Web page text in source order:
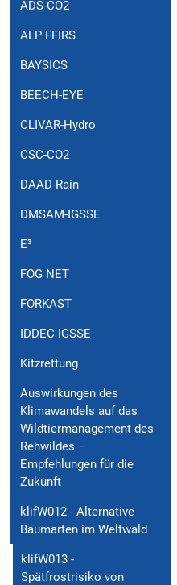
ADS-CO2
ALP FFIRS
BAYSICS
BEECH-EYE
CLIVAR-Hydro
CSC-CO2
DAAD-Rain
DMSAM-IGSSE
E³
FOG NET
FORKAST
IDDEC-IGSSE
Kitzrettung
Auswirkungen des
Klimawandels auf das
Wildtiermanagement des
Rehwildes –
Empfehlungen für die
Zukunft
klifW012 - Alternative
Baumarten im Weltwald
klifW013 -
Spätfrostrisiko von